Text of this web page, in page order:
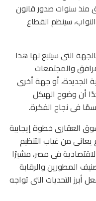
منذ سنوات صدور قانون
سينظم القطاع
التى سيتبع لها هذا
والمجتمعات
الجديدة، أو جهة أخرى
أن وضوح الهيكل
فى نجاح الفكرة.
العقارى خطوة إيجابية
من غياب التنظيم
فى مصر، مشيرًا
المطورين والرقابة
أبرز التحديات التى تواجه